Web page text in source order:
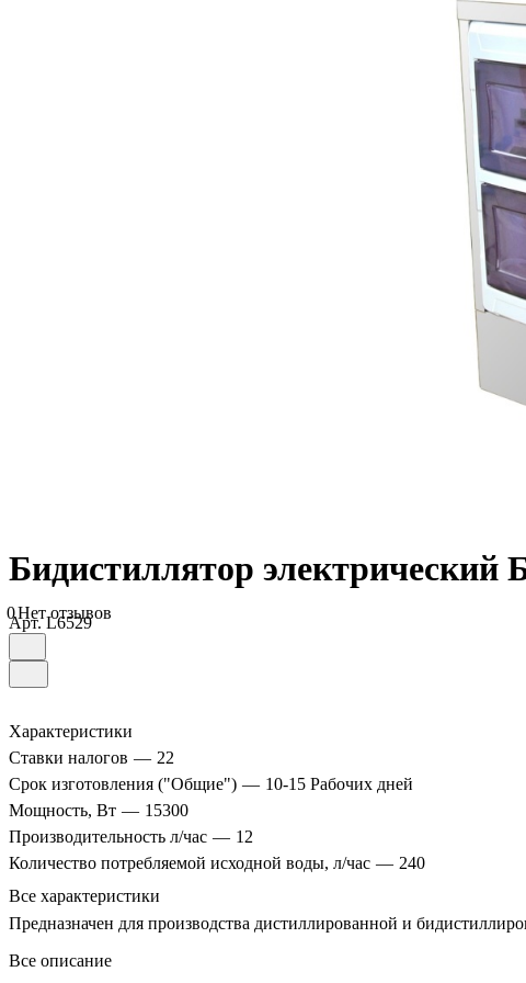
Бидистиллятор электрический
0Нет отзывов
Арт.L6529
Характеристики
Ставки налогов — 22
Срок изготовления ("Общие") — 10-15 Рабочих дней
Мощность, Вт — 15300
Производительность л/час — 12
Количество потребляемой исходной воды, л/час — 240
Все характеристики
Предназначен для производства дистиллированной и
Все описание